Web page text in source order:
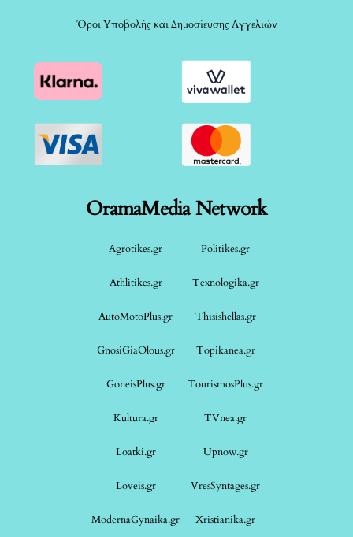
Όροι Υποβολής και Δημοσίευσης Αγγελιών
OramaMedia Network
Agrotikes.gr Politikes.gr
Athlitikes.gr Texnologika.gr
AutoMotoPlus.gr Thisishellas.gr
GnosiGiaOlous.gr Topikanea.gr
GoneisPlus.gr TourismosPlus.gr
Kultura.gr TVnea.gr
Loatki.gr Upnow.gr
Loveis.gr VresSyntages.gr
ModernaGynaika.gr Xristianika.gr